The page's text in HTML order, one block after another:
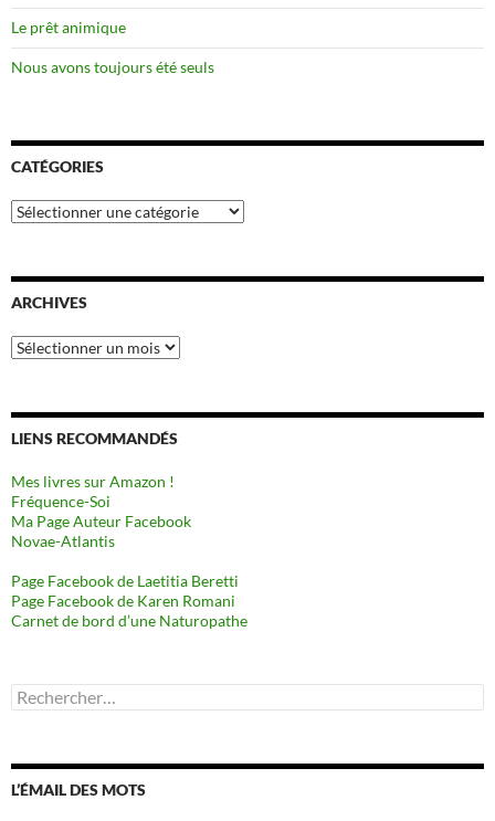
Le prêt animique
Nous avons toujours été seuls
CATÉGORIES
Catégories
ARCHIVES
Archives
LIENS RECOMMANDÉS
Mes livres sur Amazon !
Fréquence-Soi
Ma Page Auteur Facebook
Novae-Atlantis
Page Facebook de Laetitia Beretti
Page Facebook de Karen Romani
Carnet de bord d’une Naturopathe
Rechercher :
L’ÉMAIL DES MOTS